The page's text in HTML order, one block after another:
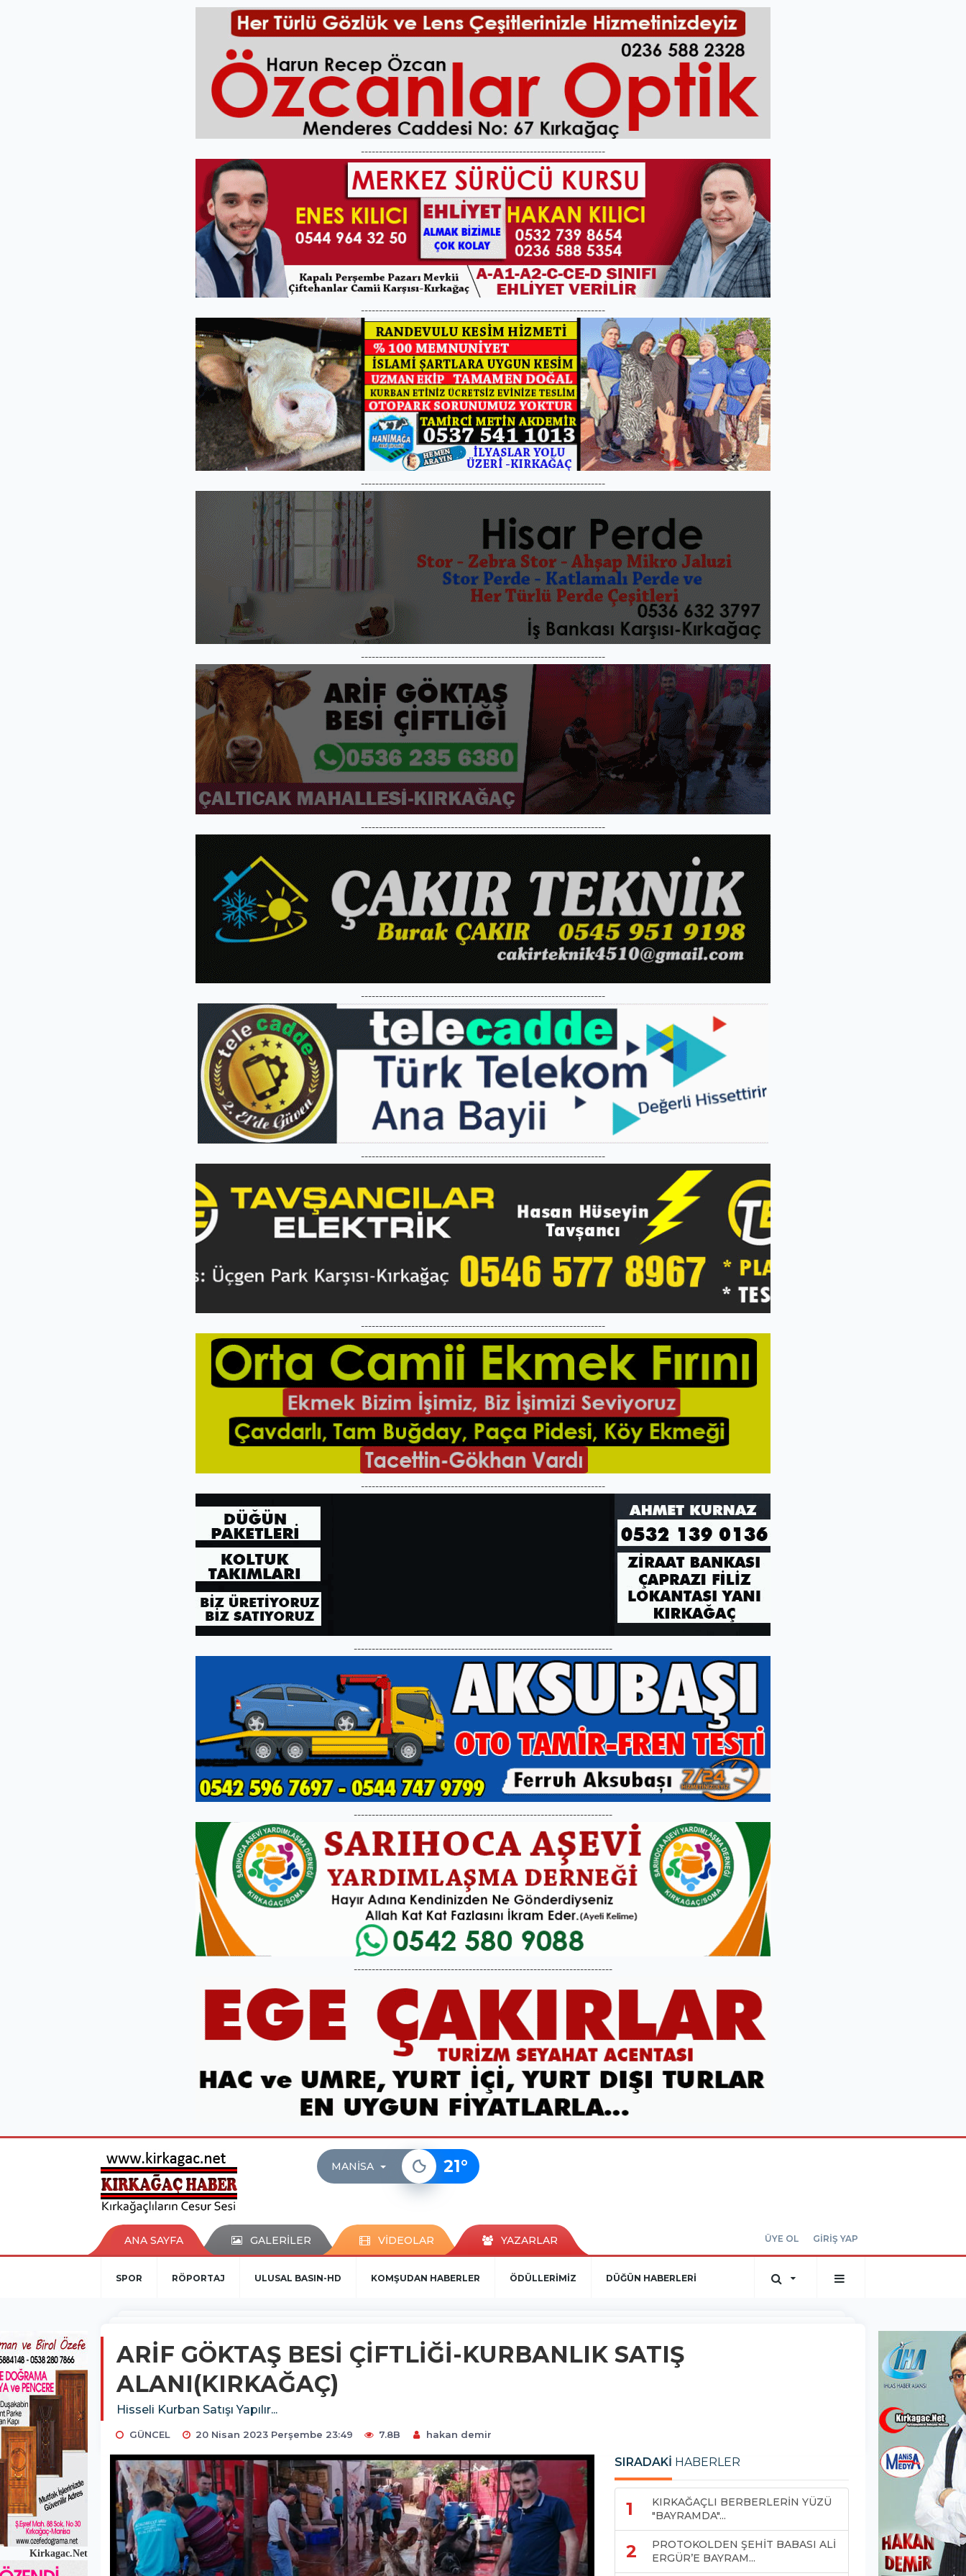
--------------------------------------------------------------------
--------------------------------------------------------------------
--------------------------------------------------------------------
--------------------------------------------------------------------
--------------------------------------------------------------------
--------------------------------------------------------------------
--------------------------------------------------------------------
--------------------------------------------------------------------
--------------------------------------------------------------------
------------------------------------------------------------------------
------------------------------------------------------------------------
------------------------------------------------------------------------
MANISA 21°
ANA SAYFA GALERİLER VİDEOLAR YAZARLAR ÜYE OL GİRİŞ YAP
SPOR RÖPORTAJ ULUSAL BASIN-HD KOMŞUDAN HABERLER ÖDÜLLERİMİZ DÜĞÜN HABERLERİ
ARİF GÖKTAŞ BESİ ÇİFTLİĞİ-KURBANLIK SATIŞ
ALANI(KIRKAĞAÇ)
Hisseli Kurban Satışı Yapılır...
GÜNCEL 20 Nisan 2023 Perşembe 23:49 7.8B hakan demir
SIRADAKİ HABERLER
1
KIRKAĞAÇLI BERBERLERİN YÜZÜ
"BAYRAMDA"...
2
PROTOKOLDEN ŞEHİT BABASI ALİ
ERGÜR’E BAYRAM...
Kirkagac.Net